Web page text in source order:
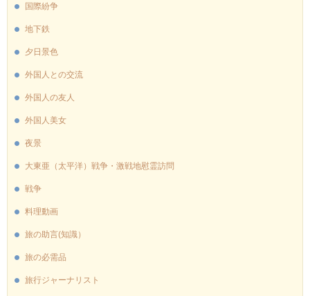
国際紛争
地下鉄
夕日景色
外国人との交流
外国人の友人
外国人美女
夜景
大東亜（太平洋）戦争・激戦地慰霊訪問
戦争
料理動画
旅の助言(知識）
旅の必需品
旅行ジャーナリスト